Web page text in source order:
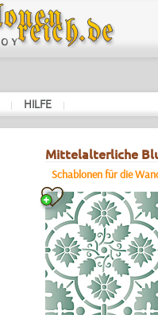
| HILFE |
Mittelalterliche
Schablonen für die